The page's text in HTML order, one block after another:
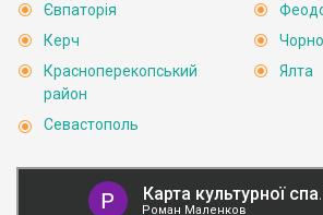
Євпаторія
Керч
Красноперекопський
район
Севастополь
Ялта